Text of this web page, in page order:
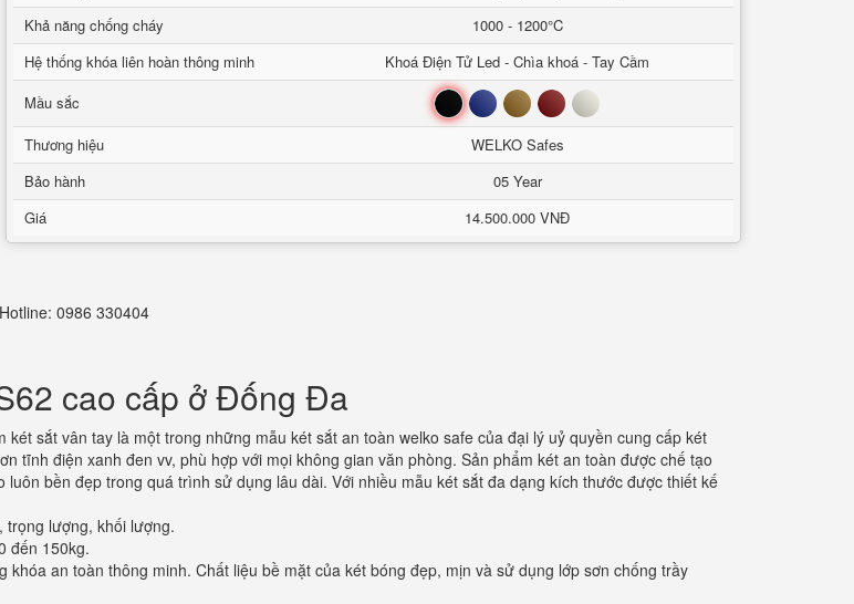
Khả năng chống cháy
1000 - 1200°C
Hệ thống khóa liên hoàn thông minh
Khoá Điện Tử Led - Chìa khoá - Tay Cầm
Mầu sắc
Đen Xanh Nâu Đỏ Trắng
Thương hiệu
WELKO Safes
Bảo hành
05 Year
Giá
14.500.000 VNĐ
Hotline: 0986 330404
cao cấp ở Đống Đa
két sắt vân tay là một trong những mẫu két sắt an toàn welko safe của đại lý uỷ quyền cung cấp két
tĩnh điện xanh đen vv, phù hợp với mọi không gian văn phòng. Sản phẩm két an toàn được chế tạo
bền đẹp trong quá trình sử dụng lâu dài. Với nhiều mẫu két sắt đa dạng kích thước được thiết kế
trọng lượng, khối lượng.
đến 150kg.
an toàn thông minh. Chất liệu bề mặt của két bóng đẹp, mịn và sử dụng lớp sơn chống trầy